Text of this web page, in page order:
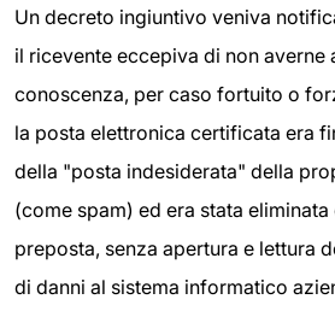
Un decreto ingiuntivo veniva
il ricevente eccepiva di non averne
conoscenza, per caso fortuito o
la posta elettronica certificata era
della "posta indesiderata" della
(come spam) ed era stata
preposta, senza apertura e lettura
di danni al sistema informatico